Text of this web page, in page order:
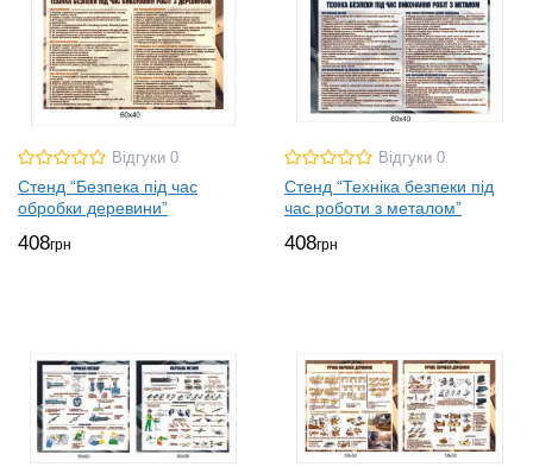
Відгуки 0
Стенд “Безпека під час
обробки деревини”
408грн
Відгуки 0
Стенд “Техніка безпеки під
час роботи з металом”
408грн